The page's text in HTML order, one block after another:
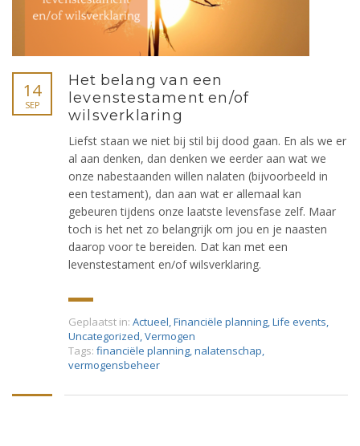
14
SEP
Het belang van een
levenstestament en/of
wilsverklaring
Liefst staan we niet bij stil bij dood gaan. En als we er
al aan denken, dan denken we eerder aan wat we
onze nabestaanden willen nalaten (bijvoorbeeld in
een testament), dan aan wat er allemaal kan
gebeuren tijdens onze laatste levensfase zelf. Maar
toch is het net zo belangrijk om jou en je naasten
daarop voor te bereiden. Dat kan met een
levenstestament en/of wilsverklaring.
Geplaatst in: Actueel,Financiële planning,Life events,
Uncategorized,Vermogen
Tags: financiële planning,nalatenschap,
vermogensbeheer